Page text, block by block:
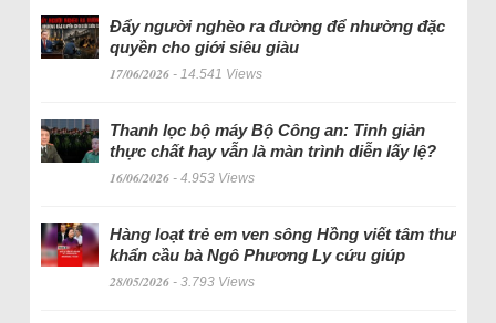
Đẩy người nghèo ra đường để nhường đặc
quyền cho giới siêu giàu
17/06/2026 - 14.541 Views
Thanh lọc bộ máy Bộ Công an: Tinh giản
thực chất hay vẫn là màn trình diễn lấy lệ?
16/06/2026 - 4.953 Views
Hàng loạt trẻ em ven sông Hồng viết tâm thư
khẩn cầu bà Ngô Phương Ly cứu giúp
28/05/2026 - 3.793 Views